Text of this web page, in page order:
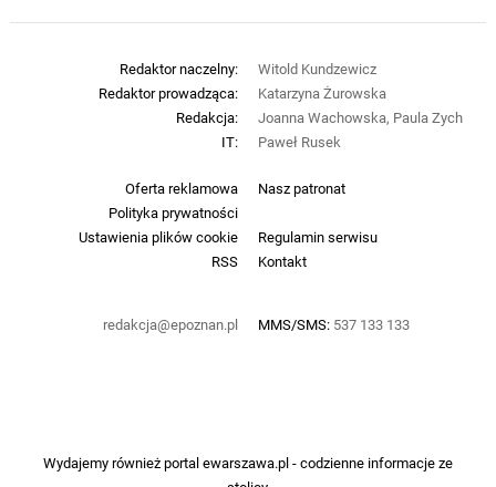
Oferta reklamowa
Nasz patronat
Polityka prywatności
Ustawienia plików cookie
Regulamin serwisu
RSS
Kontakt
redakcja@epoznan.pl MMS/SMS: 537 133 133
Redaktor naczelny:
Witold Kundzewicz
Redaktor prowadząca:
Katarzyna Żurowska
Redakcja:
Joanna Wachowska, Paula Zych
IT:
Paweł Rusek
Wydajemy również portalewarszawa.pl- codzienne informacje ze